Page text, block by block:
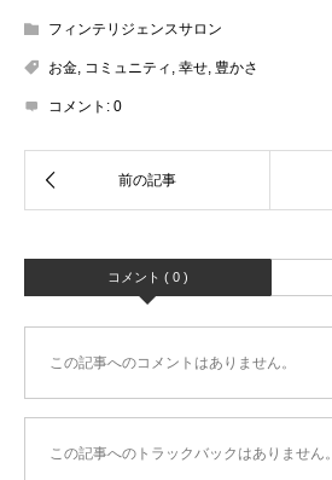
フィンテリジェンスサロン
お金 コミュニティ 幸せ 豊かさ
コメント: 0
コメント ( 0 )
この記事へのコメントはありません。
この記事へのトラックバックはありません。